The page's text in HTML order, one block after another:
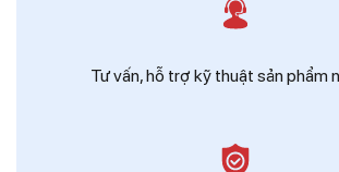
Tư vấn, hỗ trợ kỹ thuật sản phẩm